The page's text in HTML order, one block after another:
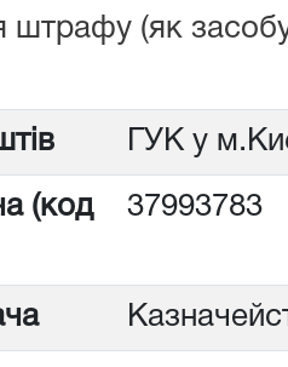
штрафу (як
ГУК у
(код